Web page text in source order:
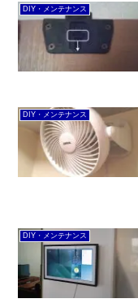
DIY・メンテナンス
DIY・メンテナンス
DIY・メンテナンス